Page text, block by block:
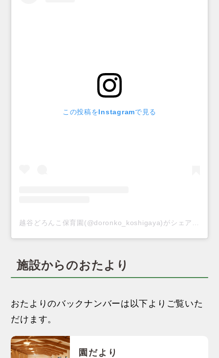
この投稿をInstagramで見る
越谷どろんこ保育園(@doronko_koshigaya)がシェアした投稿
施設からのおたより
おたよりのバックナンバーは以下よりご覧いた
だけます。
園だより